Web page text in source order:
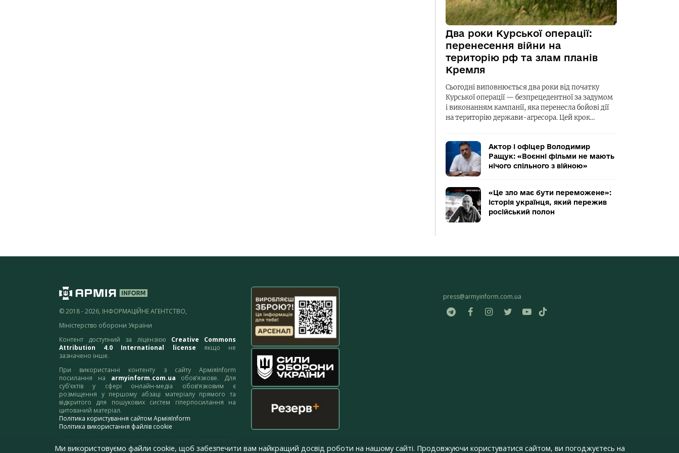
Два роки Курської операції:
перенесення війни на
територію рф та злам планів
Кремля
Сьогодні виповнюється два роки від початку
Курської операції — безпрецедентної за задумом
і виконанням кампанії, яка перенесла бойові дії
на територію держави-агресора. Цей крок…
Актор і офіцер Володимир
Ращук: «Воєнні фільми не мають
нічого спільного з війною»
«Це зло має бути переможене»:
історія українця, який пережив
російський полон
© 2018 - 2026, ІНФОРМАЦІЙНЕ АГЕНТСТВО,
Міністерство оборони України
Контент доступний за ліцензією Creative Commons
Attribution 4.0 International license якщо не
зазначено інше.
При використанні контенту з сайту АрміяInform
посилання на armyinform.com.ua обов’язкове. Для
суб’єктів у сфері онлайн-медіа обов’язковим є
розміщення у першому абзаці матеріалу прямого та
відкритого для пошукових систем гіперпосилання на
цитований матеріал.
Політика користування сайтом АрміяInform
Політика використання файлів cookie
адресу:webmaster@armyinform.com.ua
press@armyinform.com.ua
Ми використовуємо файли cookie, щоб забезпечити вам найкращий досвід роботи на нашому сайті. Продовжуючи користуватися сайтом, ви погоджуєтесь на